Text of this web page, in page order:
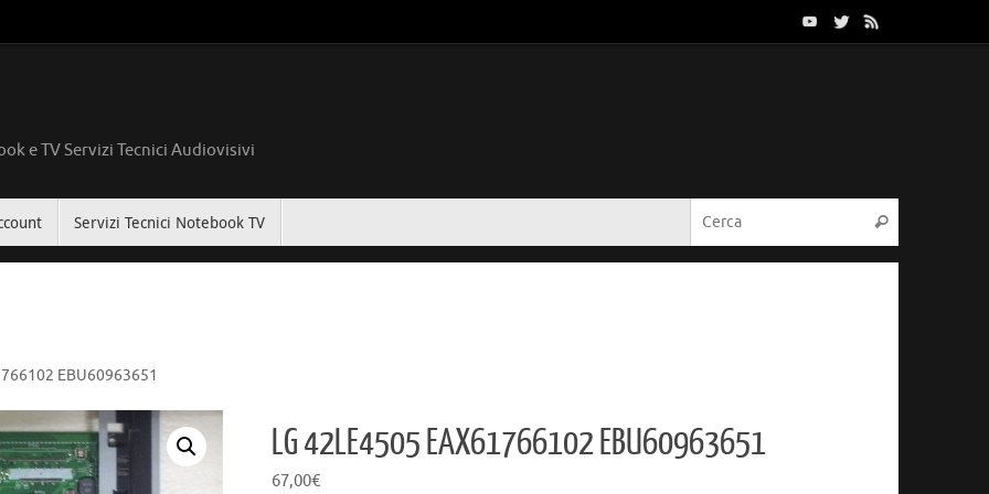
e TV Servizi Tecnici Audiovisivi
Servizi Tecnici Notebook TV Cerca
EBU60963651
LG 42LE4505 EAX61766102 EBU60963651
67,00€